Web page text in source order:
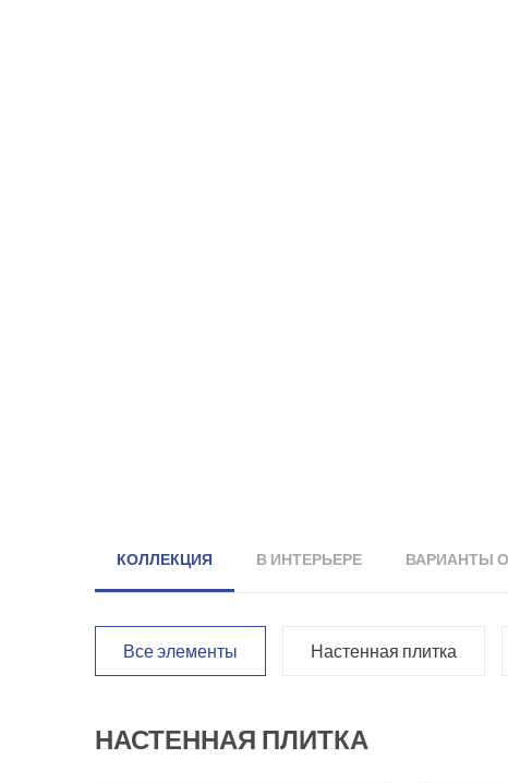
КОЛЛЕКЦИЯ В ИНТЕРЬЕРЕ ВАРИАНТЫ
Все элементы Настенная плитка
НАСТЕННАЯ ПЛИТКА